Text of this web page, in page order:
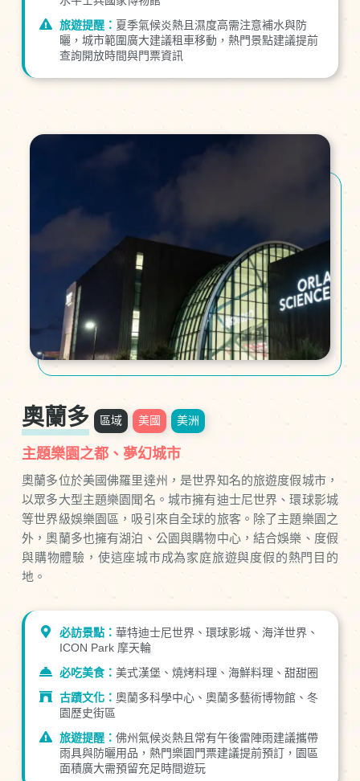
旅遊提醒： 夏季氣候炎熱且濕度高需注意補水與防
曬，城市範圍廣大建議租車移動，熱門景點建議提前
查詢開放時間與門票資訊
奧蘭多 區域 美國 美洲
主題樂園之都、夢幻城市
奧蘭多位於美國佛羅里達州，是世界知名的旅遊度假城市，
以眾多大型主題樂園聞名。城市擁有迪士尼世界、環球影城
等世界級娛樂園區，吸引來自全球的旅客。除了主題樂園之
外，奧蘭多也擁有湖泊、公園與購物中心，結合娛樂、度假
與購物體驗，使這座城市成為家庭旅遊與度假的熱門目的
地。
必訪景點：華特迪士尼世界、環球影城、海洋世界、
ICON Park 摩天輪
必吃美食：美式漢堡、燒烤料理、海鮮料理、甜甜圈
古蹟文化：奧蘭多科學中心、奧蘭多藝術博物館、冬
園歷史街區
旅遊提醒：佛州氣候炎熱且常有午後雷陣雨建議攜帶
雨具與防曬用品，熱門樂園門票建議提前預訂，園區
面積廣大需預留充足時間遊玩